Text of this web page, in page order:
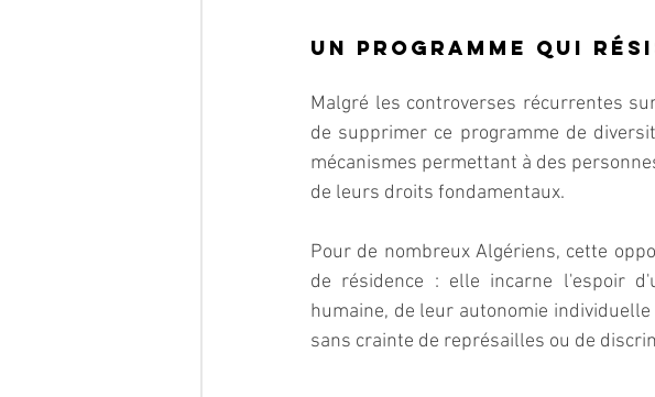
Un programme qui
Malgré les controverses récurrentes
de supprimer ce programme de
mécanismes permettant à des
de leurs droits fondamentaux.
Pour de nombreux Algériens, cette
de résidence : elle incarne l'espoir
humaine, de leur autonomie
sans crainte de représailles ou de